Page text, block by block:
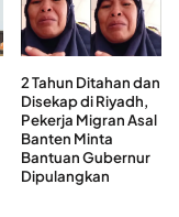
2 Tahun Ditahan dan
Disekap di Riyadh,
Pekerja Migran Asal
Banten Minta
Bantuan Gubernur
Dipulangkan